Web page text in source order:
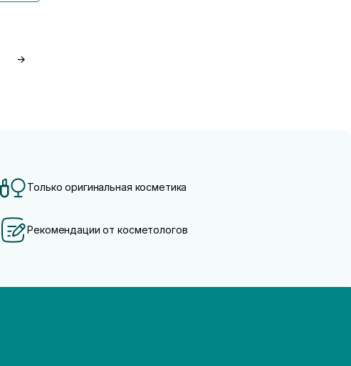
→
Только оригинальная косметика
Рекомендации от косметологов